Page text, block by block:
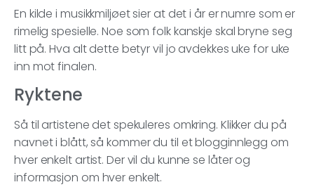
En kilde i musikkmiljøet sier at det i år er numre som er
rimelig spesielle. Noe som folk kanskje skal bryne seg
litt på. Hva alt dette betyr vil jo avdekkes uke for uke
inn mot finalen.
Ryktene
Så til artistene det spekuleres omkring. Klikker du på
navnet i blått, så kommer du til et blogginnlegg om
hver enkelt artist. Der vil du kunne se låter og
informasjon om hver enkelt.